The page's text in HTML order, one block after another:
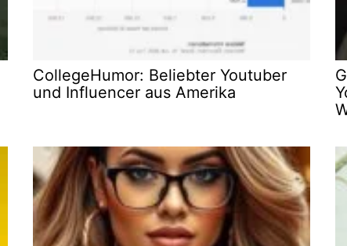
CollegeHumor: Beliebter Youtuber
und Influencer aus Amerika